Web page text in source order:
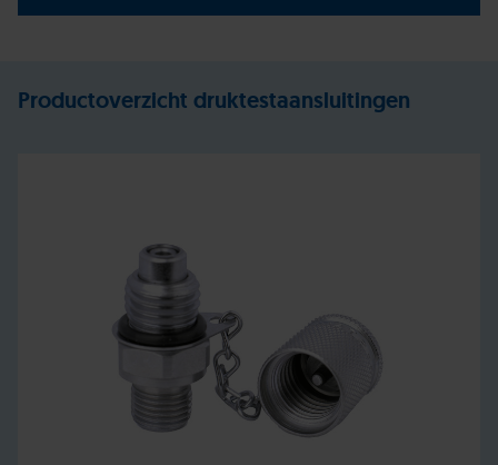
Productoverzicht druktestaansluitingen